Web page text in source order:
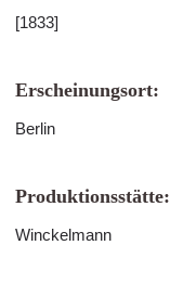
[1833]
Erscheinungsort:
Berlin
Produktionsstätte:
Winckelmann